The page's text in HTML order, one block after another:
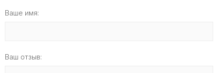
Ваше имя:
Ваш отзыв: